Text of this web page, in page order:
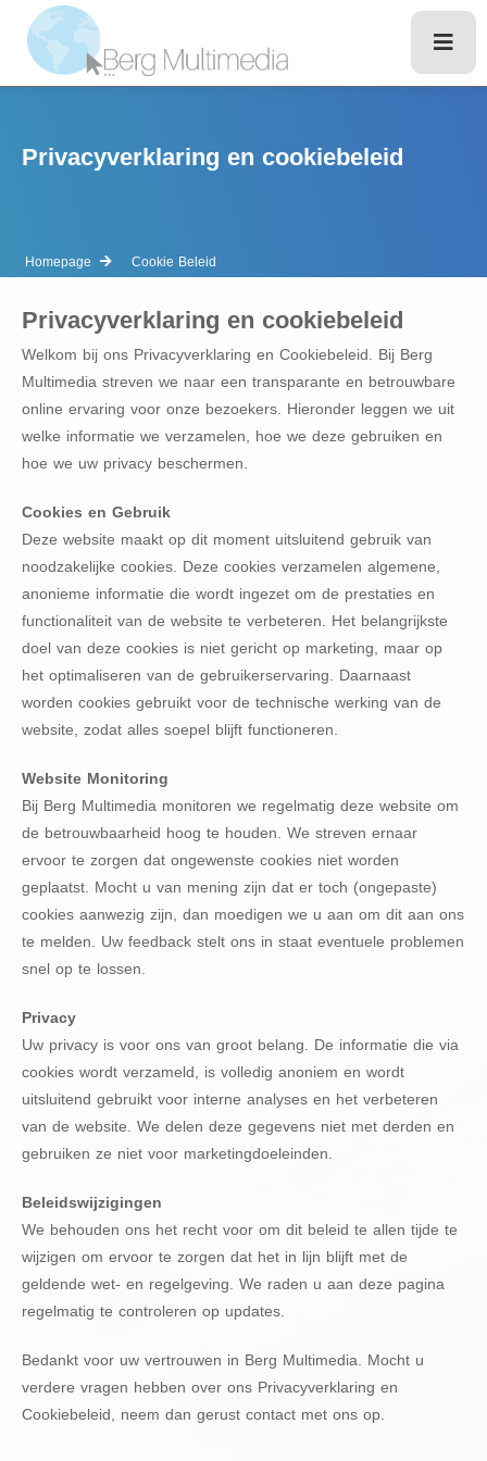
Privacyverklaring en cookiebeleid
Homepage Cookie Beleid
Privacyverklaring en cookiebeleid
Welkom bij ons Privacyverklaring en Cookiebeleid. Bij Berg
Multimedia streven we naar een transparante en betrouwbare
online ervaring voor onze bezoekers. Hieronder leggen we uit
welke informatie we verzamelen, hoe we deze gebruiken en
hoe we uw privacy beschermen.
Cookies en Gebruik
Deze website maakt op dit moment uitsluitend gebruik van
noodzakelijke cookies. Deze cookies verzamelen algemene,
anonieme informatie die wordt ingezet om de prestaties en
functionaliteit van de website te verbeteren. Het belangrijkste
doel van deze cookies is niet gericht op marketing, maar op
het optimaliseren van de gebruikerservaring. Daarnaast
worden cookies gebruikt voor de technische werking van de
website, zodat alles soepel blijft functioneren.
Website Monitoring
Bij Berg Multimedia monitoren we regelmatig deze website om
de betrouwbaarheid hoog te houden. We streven ernaar
ervoor te zorgen dat ongewenste cookies niet worden
geplaatst. Mocht u van mening zijn dat er toch (ongepaste)
cookies aanwezig zijn, dan moedigen we u aan om dit aan ons
te melden. Uw feedback stelt ons in staat eventuele problemen
snel op te lossen.
Privacy
Uw privacy is voor ons van groot belang. De informatie die via
cookies wordt verzameld, is volledig anoniem en wordt
uitsluitend gebruikt voor interne analyses en het verbeteren
van de website. We delen deze gegevens niet met derden en
gebruiken ze niet voor marketingdoeleinden.
Beleidswijzigingen
We behouden ons het recht voor om dit beleid te allen tijde te
wijzigen om ervoor te zorgen dat het in lijn blijft met de
geldende wet- en regelgeving. We raden u aan deze pagina
regelmatig te controleren op updates.
Bedankt voor uw vertrouwen in Berg Multimedia. Mocht u
verdere vragen hebben over ons Privacyverklaring en
Cookiebeleid, neem dan gerust contact met ons op.